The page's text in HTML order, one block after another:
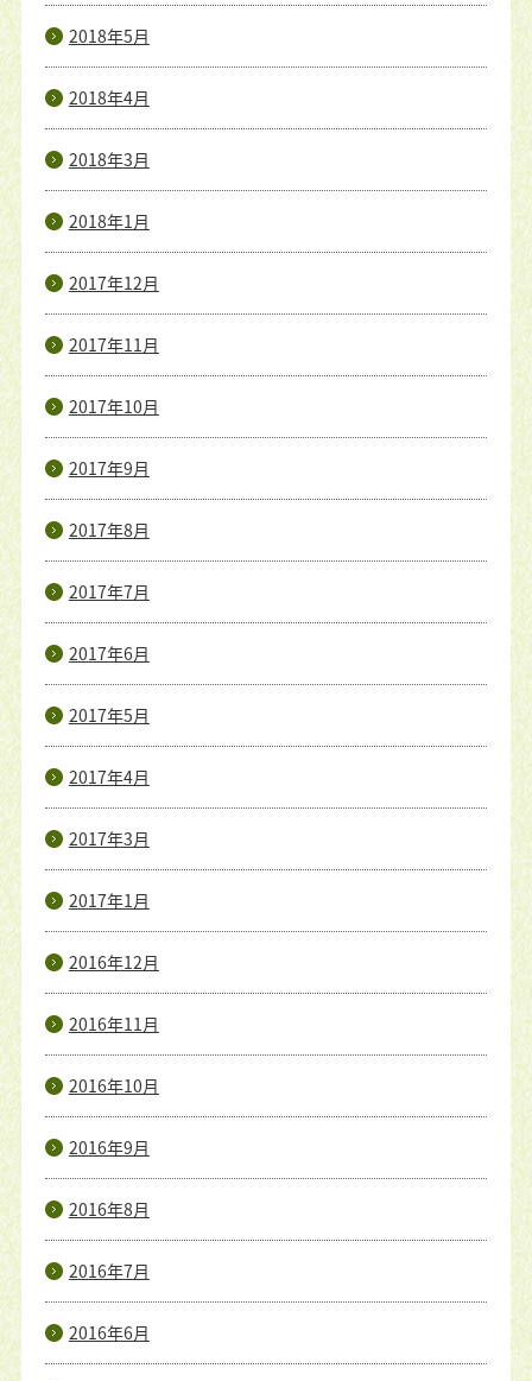
2018年5月
2018年4月
2018年3月
2018年1月
2017年12月
2017年11月
2017年10月
2017年9月
2017年8月
2017年7月
2017年6月
2017年5月
2017年4月
2017年3月
2017年1月
2016年12月
2016年11月
2016年10月
2016年9月
2016年8月
2016年7月
2016年6月